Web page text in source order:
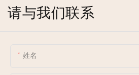
请与我们联系
姓名